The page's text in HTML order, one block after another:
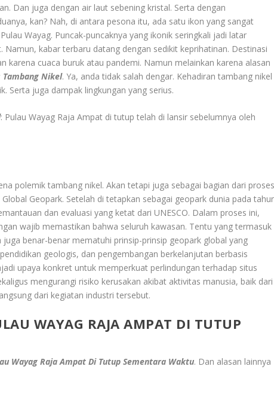
Dan juga dengan air laut sebening kristal. Serta dengan
kan? Nah, di antara pesona itu, ada satu ikon yang sangat
Wayag. Puncak-puncaknya yang ikonik seringkali jadi latar
kabar terbaru datang dengan sedikit keprihatinan. Destinasi
karena cuaca buruk atau pandemi. Namun melainkan karena alasan
Tambang Nikel. Ya, anda tidak salah dengar. Kehadiran tambang nikel
Serta juga dampak lingkungan yang serius.
: Pulau Wayag Raja Ampat di tutup telah di lansir sebelumnya oleh
polemik tambang nikel. Akan tetapi juga sebagai bagian dari
Geopark. Setelah di tetapkan sebagai geopark dunia pada
dan evaluasi yang ketat dari UNESCO. Dalam proses ini,
wajib memastikan bahwa seluruh kawasan. Tentu yang termasuk
benar-benar mematuhi prinsip-prinsip geopark global yang
geologis, dan pengembangan berkelanjutan berbasis
upaya konkret untuk memperkuat perlindungan terhadap situs
mengurangi risiko kerusakan akibat aktivitas manusia, baik dari
dari kegiatan industri tersebut.
WAYAG RAJA AMPAT DI TUTUP
Wayag Raja Ampat Di Tutup Sementara Waktu. Dan alasan lainnya